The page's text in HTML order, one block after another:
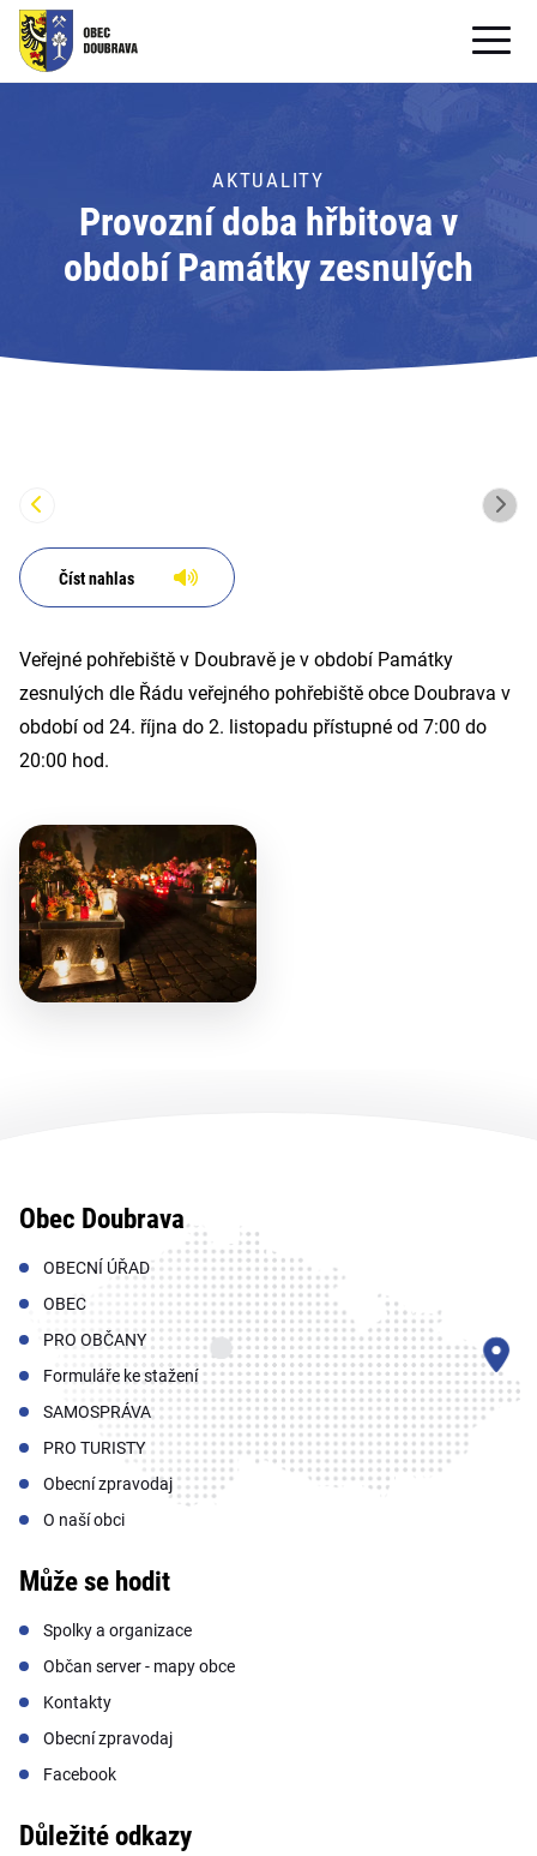
OBECNÍ ÚŘAD
PRO OBČANY
Formuláře ke stažení
PRO TURISTY
AKTUALITY
Provozní doba hřbitova v
období Památky zesnulých
Číst nahlas
Veřejné pohřebiště v Doubravě je v období Památky
zesnulých dle Řádu veřejného pohřebiště obce Doubrava v
období od 24. října do 2. listopadu přístupné od 7:00 do
20:00 hod.
Obec Doubrava
OBECNÍ ÚŘAD
OBEC
PRO OBČANY
Formuláře ke stažení
SAMOSPRÁVA
PRO TURISTY
Obecní zpravodaj
O naší obci
Může se hodit
Spolky a organizace
Občan server - mapy obce
Kontakty
Obecní zpravodaj
Facebook
Důležité odkazy